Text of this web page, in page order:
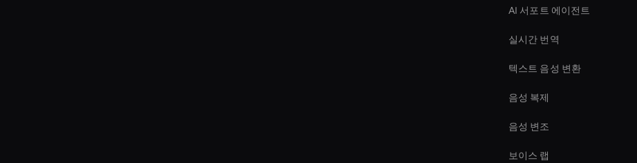
AI 서포트 에이전트
실시간 번역
텍스트 음성 변환
음성 복제
음성 변조
보이스 랩